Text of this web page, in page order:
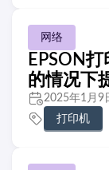
网络
EPSON
的情况下
2025年1月9
打印机